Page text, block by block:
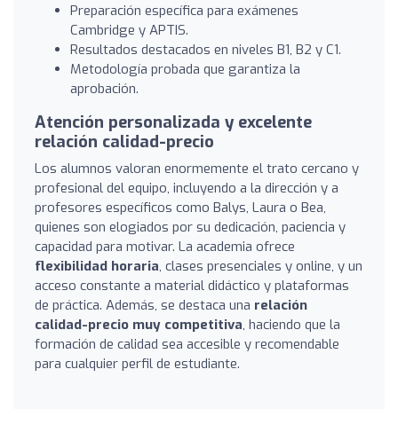
Preparación específica para exámenes
Cambridge y APTIS.
Resultados destacados en niveles B1, B2 y C1.
Metodología probada que garantiza la
aprobación.
Atención personalizada y excelente
relación calidad-precio
Los alumnos valoran enormemente el trato cercano y
profesional del equipo, incluyendo a la dirección y a
profesores específicos como Balys, Laura o Bea,
quienes son elogiados por su dedicación, paciencia y
capacidad para motivar. La academia ofrece
flexibilidad horaria, clases presenciales y online, y un
acceso constante a material didáctico y plataformas
de práctica. Además, se destaca una relación
calidad-precio muy competitiva, haciendo que la
formación de calidad sea accesible y recomendable
para cualquier perfil de estudiante.